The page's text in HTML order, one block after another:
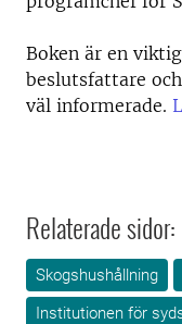
Boken är en
beslutsfattare
väl informerade.
Relaterade sidor:
Skogshushållning
Institutionen för